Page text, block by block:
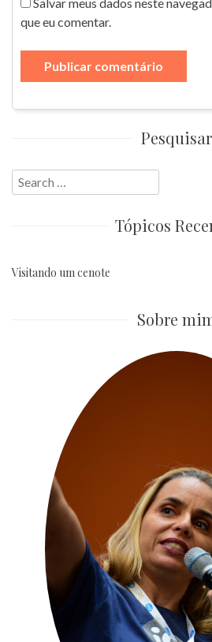
Salvar meus dados neste
que eu comentar.
Pesquisar
Search
for:
Tópicos
Visitando um cenote
Sobre